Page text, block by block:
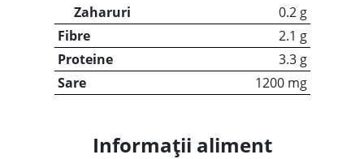
Zaharuri
0.2 g
Fibre
2.1 g
Proteine
3.3 g
Sare
1200 mg
Informații aliment